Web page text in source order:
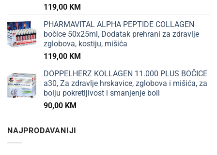
119,00 KM
PHARMAVITAL ALPHA PEPTIDE COLLAGEN
bočice 50x25ml, Dodatak prehrani za zdravlje
zglobova, kostiju, mišića
119,00 KM
DOPPELHERZ KOLLAGEN 11.000 PLUS BOČICE
a30, Za zdravlje hrskavice, zglobova i mišića, za
bolju pokretljivost i smanjenje boli
90,00 KM
NAJPRODAVANIJI